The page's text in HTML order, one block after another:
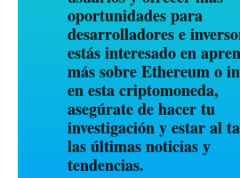
oportunidades para
desarrolladores e
estás interesado en
más sobre Ethereum o
en esta criptomoneda,
asegúrate de hacer tu
investigación y estar al
las últimas noticias y
tendencias.